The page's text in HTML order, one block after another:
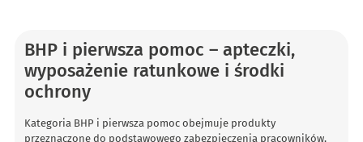
BHP i pierwsza pomoc – apteczki,
wyposażenie ratunkowe i środki
ochrony
Kategoria BHP i pierwsza pomoc obejmuje produkty
przeznaczone do podstawowego zabezpieczenia pracowników,